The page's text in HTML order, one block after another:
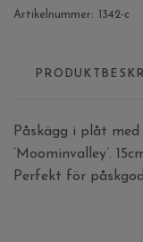
Artikelnummer: 1342-c
Påskägg i plåt
’Moominvalley’.
Perfekt för